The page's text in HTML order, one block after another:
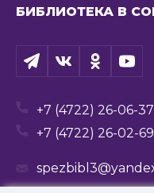
БИБЛИОТЕКА В
+7 (4722) 26-06-37
+7 (4722) 26-02-69